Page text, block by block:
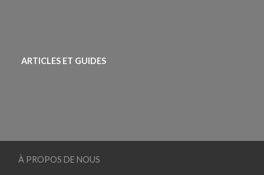
ARTICLES ET GUIDES
À PROPOS DE NOUS